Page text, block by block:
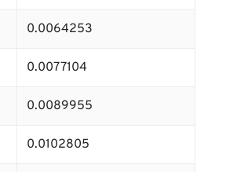
0.0064253
0.0077104
0.0089955
0.0102805